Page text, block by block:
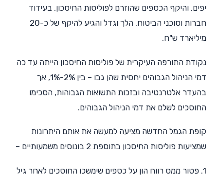
יפים, והיקף הכספים שהוזרם לפוליסות החיסכון, בעידוד
חברות וסוכני הביטוח, הלך וגדל והגיע להיקף של כ-20
מיליארד ש"ח.
נקודת התורפה העיקרית של פוליסות החיסכון הייתה עד כה
דמי הניהול הגבוהים יחסית שהן גבו – בין 2%-1%, אך
בהעדר אלטרנטיבה ובזכות התשואות הגבוהות, הסכימו
החוסכים לשלם את דמי הניהול הגבוהים.
קופת הגמל החדשה מציעה למעשה את אותם היתרונות
שמציעות פוליסות החיסכון בתוספת 2 בונוסים משמעותיים –
1. פטור ממס רווח הון על כספים שימשכו החוסכים לאחר גיל